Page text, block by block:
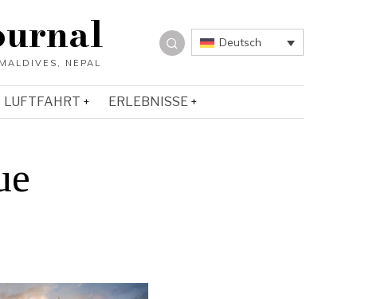
Deutsch
LUFTFAHRT ERLEBNISSE